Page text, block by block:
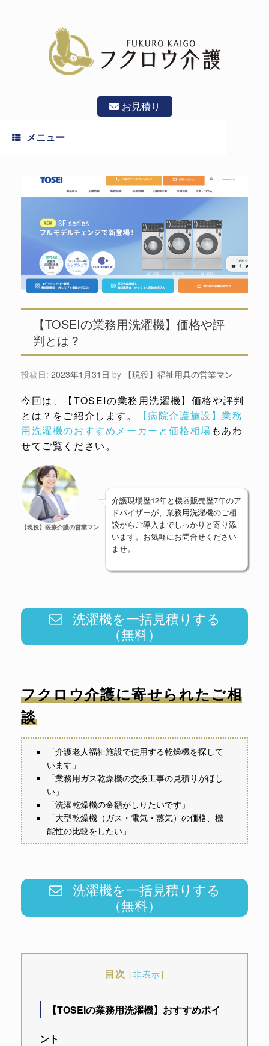
お見積り
メニュー
【TOSEIの業務用洗濯機】価格や評
判とは？
投稿日: 2023年1月31日 by 【現役】福祉用具の営業マン
今回は、【TOSEIの業務用洗濯機】価格や評判
とは？をご紹介します。
【病院介護施設】業務
用洗濯機のおすすめメーカーと価格相場 もあわ
せてご覧ください。
【現役】医療介護の営業マン
介護現場歴12年と機器販売歴7年のア
ドバイザーが、業務用洗濯機のご相
談からご導入までしっかりと寄り添
います。お気軽にお問合せください
ませ。
洗濯機を一括見積りする
（無料）
フクロウ介護に寄せられたご相
談
「介護老人福祉施設で使用する乾燥機を探して
います」
「業務用ガス乾燥機の交換工事の見積りがほし
い」
「洗濯乾燥機の金額がしりたいです」
「大型乾燥機（ガス・電気・蒸気）の価格、機
能性の比較をしたい」
洗濯機を一括見積りする
（無料）
目次 [非表示]
【TOSEIの業務用洗濯機】おすすめポイ
ント